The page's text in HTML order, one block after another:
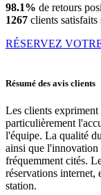
98.1% de retours
1267 clients satisfaits
RÉSERVEZ
Résumé des avis clients
Les clients
particulièrement
l'équipe. La qualité
ainsi que l'innovation
fréquemment cités.
réservations internet,
station.